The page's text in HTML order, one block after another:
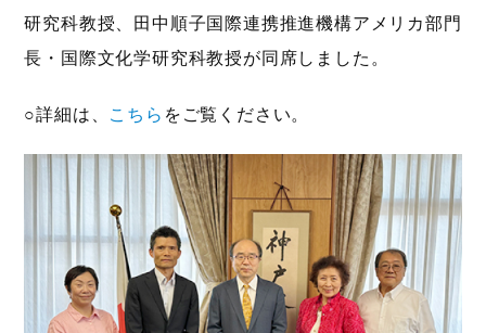
研究科教授、田中順子国際連携推進機構アメリカ部門
長・国際文化学研究科教授が同席しました。
○詳細は、 こちら をご覧ください。